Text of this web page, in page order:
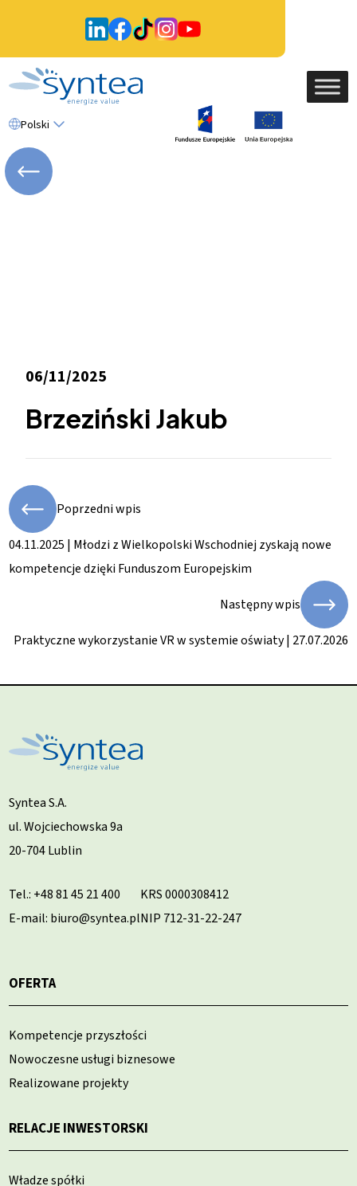
Polski
06/11/2025
Brzeziński Jakub
Poprzedni wpis
04.11.2025 | Młodzi z Wielkopolski Wschodniej zyskają nowe
kompetencje dzięki Funduszom Europejskim
Następny wpis
Praktyczne wykorzystanie VR w systemie oświaty | 27.07.2026
Syntea S.A.
ul. Wojciechowska 9a
20-704 Lublin
Tel.: +48 81 45 21 400
E-mail: biuro@syntea.pl
KRS 0000308412
NIP 712-31-22-247
OFERTA
Kompetencje przyszłości
Nowoczesne usługi biznesowe
Realizowane projekty
RELACJE INWESTORSKI
Władze spółki